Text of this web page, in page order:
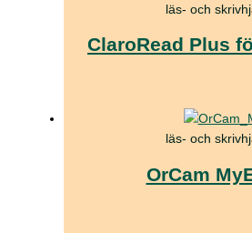
läs- och
ClaroRead Plus
läs- och
OrCam